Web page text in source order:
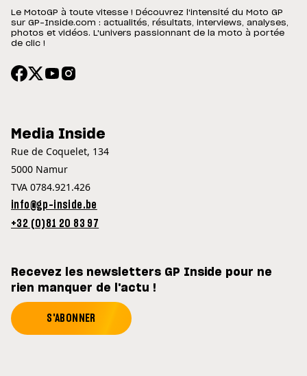
Le MotoGP à toute vitesse ! Découvrez l'intensité du Moto GP
sur GP-Inside.com : actualités, résultats, interviews, analyses,
photos et vidéos. L'univers passionnant de la moto à portée
de clic !
Media Inside
Rue de Coquelet, 134
5000 Namur
TVA 0784.921.426
info@gp-inside.be
+32 (0)81 20 83 97
Recevez les newsletters GP Inside pour ne
rien manquer de l'actu !
S'ABONNER